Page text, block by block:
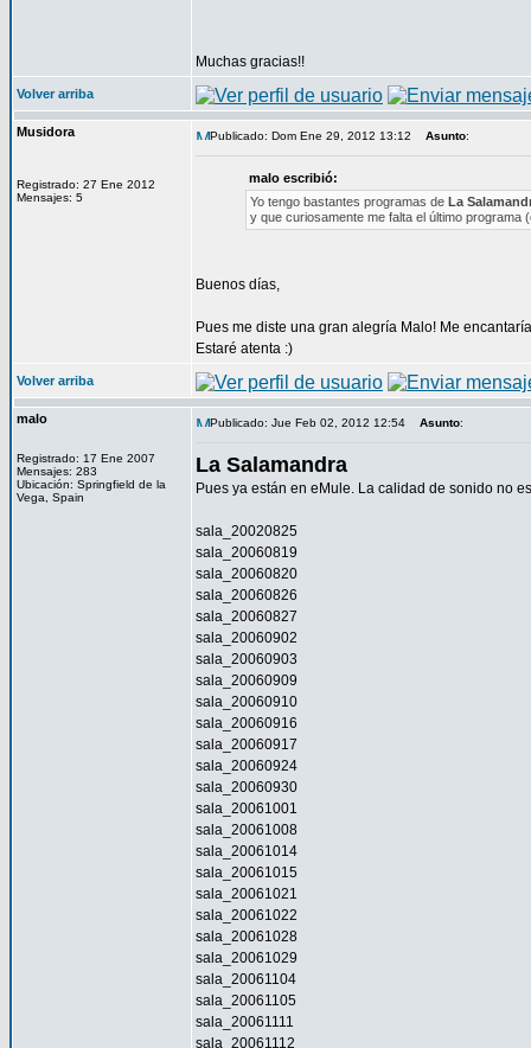
Muchas gracias!!
Volver arriba
Musidora
Registrado: 27 Ene 2012
Mensajes: 5
Publicado: Dom Ene 29, 2012 13:12 Asunto:
malo escribió:
Yo tengo bastantes programas de La
y que curiosamente me falta el último programa
Buenos días,
Pues me diste una gran alegría Malo! Me
Estaré atenta :)
Volver arriba
malo
Registrado: 17 Ene 2007
Mensajes: 283
Ubicación: Springfield de la
Vega, Spain
Publicado: Jue Feb 02, 2012 12:54 Asunto:
La Salamandra
Pues ya están en eMule. La calidad de sonido no
sala_20020825
sala_20060819
sala_20060820
sala_20060826
sala_20060827
sala_20060902
sala_20060903
sala_20060909
sala_20060910
sala_20060916
sala_20060917
sala_20060924
sala_20060930
sala_20061001
sala_20061008
sala_20061014
sala_20061015
sala_20061021
sala_20061022
sala_20061028
sala_20061029
sala_20061104
sala_20061105
sala_20061111
sala_20061112